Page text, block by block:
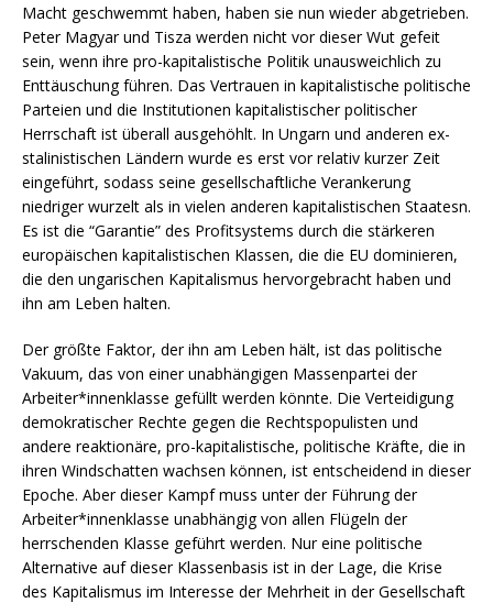
Macht geschwemmt haben, haben sie nun wieder abgetrieben.
Peter Magyar und Tisza werden nicht vor dieser Wut gefeit
sein, wenn ihre pro-kapitalistische Politik unausweichlich zu
Enttäuschung führen. Das Vertrauen in kapitalistische politische
Parteien und die Institutionen kapitalistischer politischer
Herrschaft ist überall ausgehöhlt. In Ungarn und anderen ex-
stalinistischen Ländern wurde es erst vor relativ kurzer Zeit
eingeführt, sodass seine gesellschaftliche Verankerung
niedriger wurzelt als in vielen anderen kapitalistischen Staatesn.
Es ist die “Garantie” des Profitsystems durch die stärkeren
europäischen kapitalistischen Klassen, die die EU dominieren,
die den ungarischen Kapitalismus hervorgebracht haben und
ihn am Leben halten.
Der größte Faktor, der ihn am Leben hält, ist das politische
Vakuum, das von einer unabhängigen Massenpartei der
Arbeiter*innenklasse gefüllt werden könnte. Die Verteidigung
demokratischer Rechte gegen die Rechtspopulisten und
andere reaktionäre, pro-kapitalistische, politische Kräfte, die in
ihren Windschatten wachsen können, ist entscheidend in dieser
Epoche. Aber dieser Kampf muss unter der Führung der
Arbeiter*innenklasse unabhängig von allen Flügeln der
herrschenden Klasse geführt werden. Nur eine politische
Alternative auf dieser Klassenbasis ist in der Lage, die Krise
des Kapitalismus im Interesse der Mehrheit in der Gesellschaft